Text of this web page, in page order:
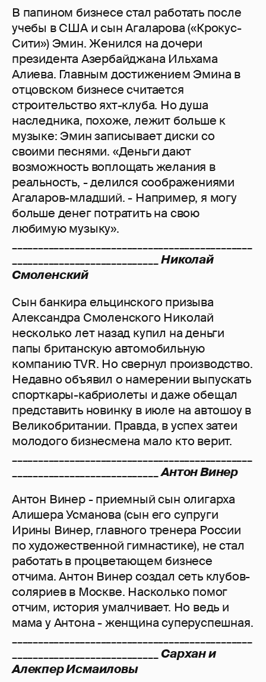
В папином бизнесе стал работать после
учебы в США и сын Агаларова («Крокус-
Сити») Эмин. Женился на дочери
президента Азербайджана Ильхама
Алиева. Главным достижением Эмина в
отцовском бизнесе считается
строительство яхт-клуба. Но душа
наследника, похоже, лежит больше к
музыке: Эмин записывает диски со
своими песнями. «Деньги дают
возможность воплощать желания в
реальность, - делился соображениями
Агаларов-младший. - Например, я могу
больше денег потратить на свою
любимую музыку».
______________________________________________
____________________________Николай
Смоленский
Сын банкира ельцинского призыва
Александра Смоленского Николай
несколько лет назад купил на деньги
папы британскую автомобильную
компанию TVR. Но свернул производство.
Недавно объявил о намерении выпускать
спорткары-кабриолеты и даже обещал
представить новинку в июле на автошоу в
Великобритании. Правда, в успех затеи
молодого бизнесмена мало кто верит.
______________________________________________
____________________________Антон Винер
Антон Винер - приемный сын олигарха
Алишера Усманова (сын его супруги
Ирины Винер, главного тренера России
по художественной гимнастике), не стал
работать в процветающем бизнесе
отчима. Антон Винер создал сеть клубов-
соляриев в Москве. Насколько помог
отчим, история умалчивает. Но ведь и
мама у Антона - женщина суперуспешная.
______________________________________________
____________________________Сархан и
Алекпер Исмаиловы